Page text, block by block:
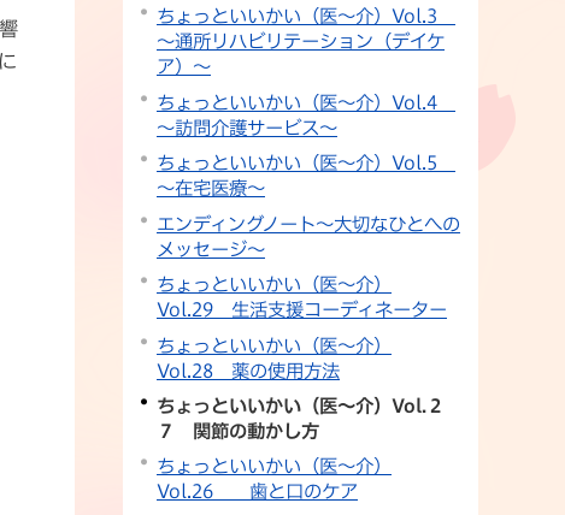
ちょっといいかい（医～介）Vol.3
～通所リハビリテーション（デイケ
ア）～
ちょっといいかい（医～介）Vol.4
～訪問介護サービス～
ちょっといいかい（医～介）Vol.5
～在宅医療～
エンディングノート～大切なひとへの
メッセージ～
ちょっといいかい（医～介）
Vol.29 生活支援コーディネーター
ちょっといいかい（医～介）
Vol.28 薬の使用方法
ちょっといいかい（医～介）Vol.２
７ 関節の動かし方
ちょっといいかい（医～介）
Vol.26 歯と口のケア